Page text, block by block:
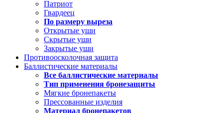
Патриот
Гвардеец
По размеру выреза
Открытые уши
Скрытые уши
Закрытые уши
Противоосколочная защита
Баллистические материалы
Все баллистические материалы
Тип применения бронезащиты
Мягкие бронепакеты
Прессованные изделия
Материал бронепакетов